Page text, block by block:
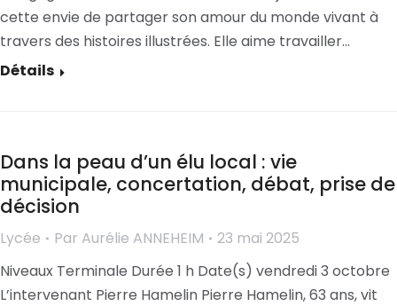
cette envie de partager son amour du monde vivant à
travers des histoires illustrées. Elle aime travailler…
Détails
Dans la peau d’un élu local : vie
municipale, concertation, débat, prise de
décision
Lycée Par Aurélie ANNEHEIM
23 mai 2025
Niveaux Terminale Durée 1 h Date(s) vendredi 3 octobre
L’intervenant Pierre Hamelin Pierre Hamelin, 63 ans, vit